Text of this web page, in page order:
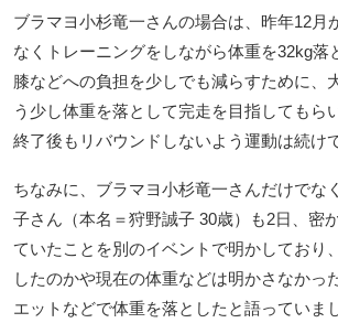
ブラマヨ小杉竜一さんの場合は、昨年12月
なくトレーニングをしながら体重を32kg落
膝などへの負担を少しでも減らすために、
う少し体重を落として完走を目指してもら
終了後もリバウンドしないよう運動は続け
ちなみに、ブラマヨ小杉竜一さんだけでな
子さん（本名＝狩野誠子 30歳）も2日、密
ていたことを別のイベントで明かしており
したのかや現在の体重などは明かさなかっ
エットなどで体重を落としたと語っていま